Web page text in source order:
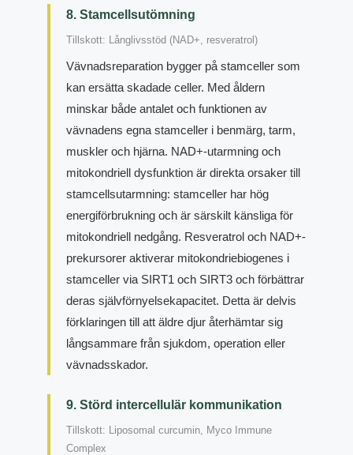
8. Stamcellsutömning
Tillskott: Långlivsstöd (NAD+, resveratrol)
Vävnadsreparation bygger på stamceller som
kan ersätta skadade celler. Med åldern
minskar både antalet och funktionen av
vävnadens egna stamceller i benmärg, tarm,
muskler och hjärna. NAD+-utarmning och
mitokondriell dysfunktion är direkta orsaker till
stamcellsutarmning: stamceller har hög
energiförbrukning och är särskilt känsliga för
mitokondriell nedgång. Resveratrol och NAD+-
prekursorer aktiverar mitokondriebiogenes i
stamceller via SIRT1 och SIRT3 och förbättrar
deras självförnyelsekapacitet. Detta är delvis
förklaringen till att äldre djur återhämtar sig
långsammare från sjukdom, operation eller
vävnadsskador.
9. Störd intercellulär kommunikation
Tillskott: Liposomal curcumin, Myco Immune
Complex